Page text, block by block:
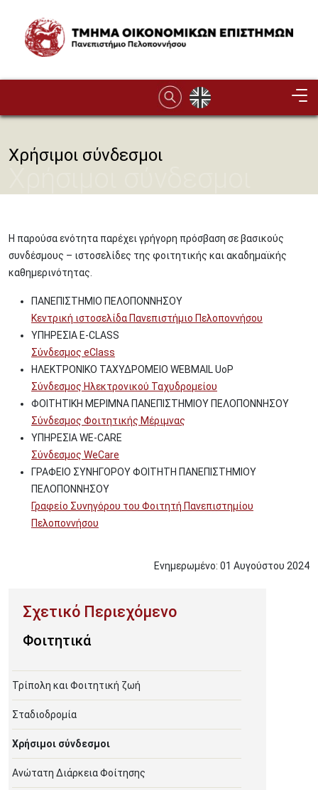
Image
Χρήσιμοι σύνδεσμοι
Η παρούσα ενότητα παρέχει γρήγορη πρόσβαση σε βασικούς
συνδέσμους – ιστοσελίδες της φοιτητικής και ακαδημαϊκής
καθημερινότητας.
ΠΑΝΕΠΙΣΤΗΜΙΟ ΠΕΛΟΠΟΝΝΗΣΟΥ
Κεντρική ιστοσελίδα Πανεπιστήμιο Πελοποννήσου
ΥΠΗΡΕΣΙΑ E-CLASS
Σύνδεσμος eClass
ΗΛΕΚΤΡΟΝΙΚΟ ΤΑΧΥΔΡΟΜΕΙΟ WEBMAIL UoP
Σύνδεσμος Ηλεκτρονικού Ταχυδρομείου
ΦΟΙΤΗΤΙΚΗ ΜΕΡΙΜΝΑ ΠΑΝΕΠΙΣΤΗΜΙΟΥ ΠΕΛΟΠΟΝΝΗΣΟΥ
Σύνδεσμος Φοιτητικής Μέριμνας
ΥΠΗΡΕΣΙΑ WE-CARE
Σύνδεσμος WeCare
ΓΡΑΦΕΙΟ ΣΥΝΗΓΟΡΟΥ ΦΟΙΤΗΤΗ ΠΑΝΕΠΙΣΤΗΜΙΟΥ
ΠΕΛΟΠΟΝΝΗΣΟΥ
Γραφείο Συνηγόρου του Φοιτητή Πανεπιστημίου
Πελοποννήσου
Ενημερωμένο: 01 Αυγούστου 2024
Φοιτητικά
Τρίπολη και Φοιτητική ζωή
Σταδιοδρομία
Χρήσιμοι σύνδεσμοι
Ανώτατη Διάρκεια Φοίτησης